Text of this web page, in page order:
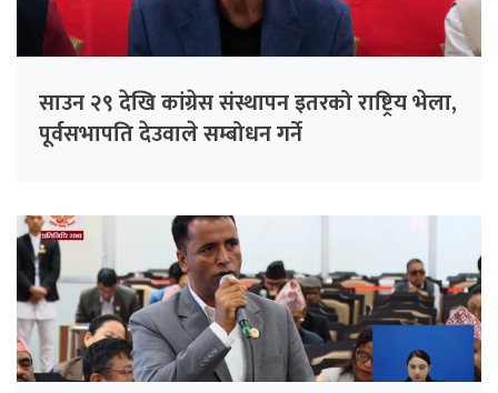
साउन २९ देखि कांग्रेस संस्थापन इतरको राष्ट्रिय भेला,
पूर्वसभापति देउवाले सम्बोधन गर्ने